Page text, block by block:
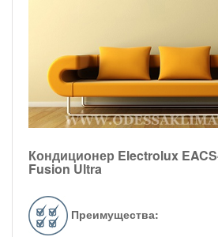
Кондиционер Electrolux
Fusion Ultra
Преимущества: